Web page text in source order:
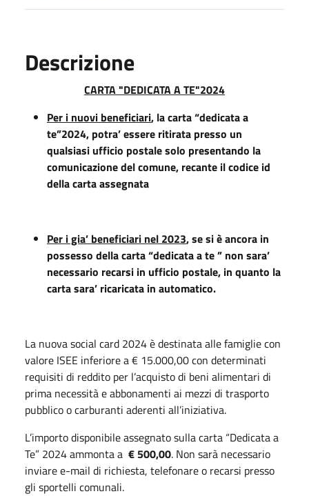
Descrizione
CARTA"DEDICATA A TE"2024
Per i nuovi beneficiari, la carta “dedicata a
te”2024, potra’ essere ritirata presso un
qualsiasi ufficio postale solo presentando la
comunicazione del comune, recante il codice id
della carta assegnata
Per i gia’ beneficiari nel 2023, se si è ancora in
possesso della carta “dedicata a te ” non sara’
necessario recarsi in ufficio postale, in quanto la
carta sara’ ricaricata in automatico.
La nuova social card 2024 è destinata alle famiglie con
valore ISEE inferiore a € 15.000,00 con determinati
requisiti di reddito per l’acquisto di beni alimentari di
prima necessità e abbonamenti ai mezzi di trasporto
pubblico o carburanti aderenti all’iniziativa.
L’importo disponibile assegnato sulla carta “Dedicata a
Te” 2024 ammonta a € 500,00. Non sarà necessario
inviare e-mail di richiesta, telefonare o recarsi presso
gli sportelli comunali.